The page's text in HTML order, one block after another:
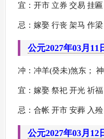
宜：开市 立券 交易 挂
忌：嫁娶 行丧 架马 作
公元2027年03月11
冲：冲羊(癸未)煞东；
宜：嫁娶 祭祀 开光 祈
忌：合帐 开市 安葬 入殓
公元2027年03月12